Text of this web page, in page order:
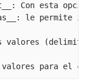
Con esta
le permite
valores